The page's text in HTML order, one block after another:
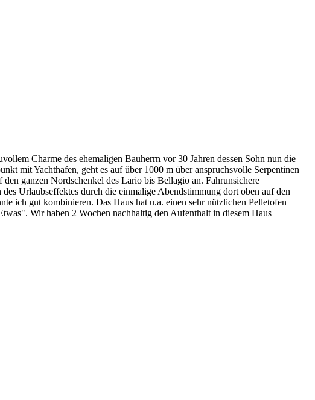
Charme des ehemaligen Bauherrn vor 30 Jahren dessen Sohn nun die
mit Yachthafen, geht es auf über 1000 m über anspruchsvolle Serpentinen
ganzen Nordschenkel des Lario bis Bellagio an. Fahrunsichere
Urlaubseffektes durch die einmalige Abendstimmung dort oben auf den
ich gut kombinieren. Das Haus hat u.a. einen sehr nützlichen Pelletofen
Wir haben 2 Wochen nachhaltig den Aufenthalt in diesem Haus